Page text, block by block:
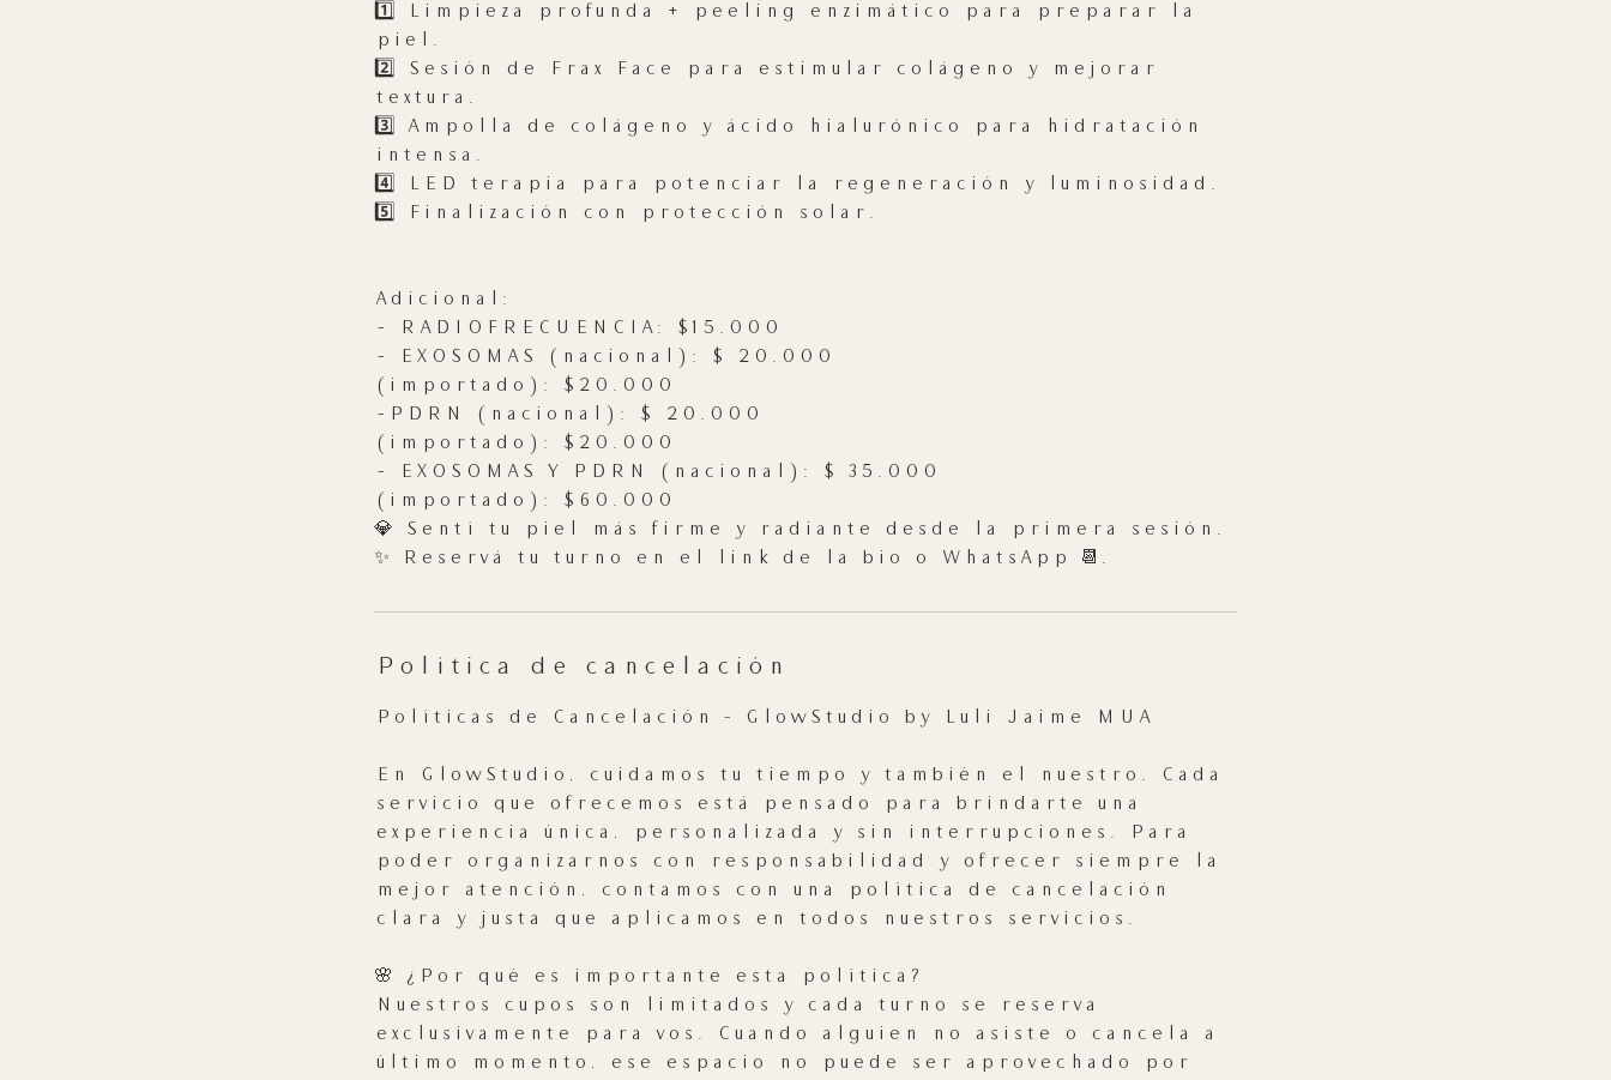
1️⃣ Limpieza profunda + peeling enzimático para preparar la
piel.
2️⃣ Sesión de Frax Face para estimular colágeno y mejorar
textura.
3️⃣ Ampolla de colágeno y ácido hialurónico para hidratación
intensa.
4️⃣ LED terapia para potenciar la regeneración y luminosidad.
5️⃣ Finalización con protección solar.
Adicional:
- RADIOFRECUENCIA: $15.000
- EXOSOMAS (nacional): $ 20.000
(importado): $20.000
-PDRN (nacional): $ 20.000
(importado): $20.000
- EXOSOMAS Y PDRN (nacional): $ 35.000
(importado): $60.000
💎 Sentí tu piel más firme y radiante desde la primera sesión.
✨ Reservá tu turno en el link de la bio o WhatsApp 📆.
Política de cancelación
Políticas de Cancelación – GlowStudio by Luli Jaime MUA
En GlowStudio, cuidamos tu tiempo y también el nuestro. Cada
servicio que ofrecemos está pensado para brindarte una
experiencia única, personalizada y sin interrupciones. Para
poder organizarnos con responsabilidad y ofrecer siempre la
mejor atención, contamos con una política de cancelación
clara y justa que aplicamos en todos nuestros servicios.
🌸 ¿Por qué es importante esta política?
Nuestros cupos son limitados y cada turno se reserva
exclusivamente para vos. Cuando alguien no asiste o cancela a
último momento, ese espacio no puede ser aprovechado por